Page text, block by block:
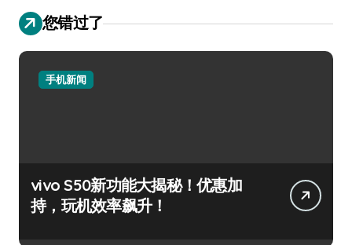
您错过了
手机新闻
vivo S50新功能大揭秘！优惠加
持，玩机效率飙升！